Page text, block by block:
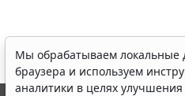
Мы обрабатываем локальные
браузера и используем
аналитики в целях